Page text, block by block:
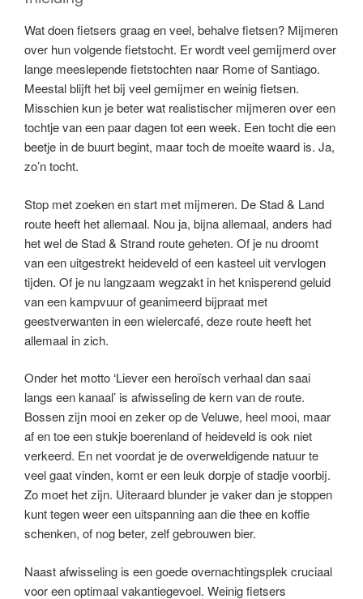
Wat doen fietsers graag en veel, behalve fietsen? Mijmeren
over hun volgende fietstocht. Er wordt veel gemijmerd over
lange meeslepende fietstochten naar Rome of Santiago.
Meestal blijft het bij veel gemijmer en weinig fietsen.
Misschien kun je beter wat realistischer mijmeren over een
tochtje van een paar dagen tot een week. Een tocht die een
beetje in de buurt begint, maar toch de moeite waard is. Ja,
zo’n tocht.
Stop met zoeken en start met mijmeren. De Stad & Land
route heeft het allemaal. Nou ja, bijna allemaal, anders had
het wel de Stad & Strand route geheten. Of je nu droomt
van een uitgestrekt heideveld of een kasteel uit vervlogen
tijden. Of je nu langzaam wegzakt in het knisperend geluid
van een kampvuur of geanimeerd bijpraat met
geestverwanten in een wielercafé, deze route heeft het
allemaal in zich.
Onder het motto ‘Liever een heroïsch verhaal dan saai
langs een kanaal’ is afwisseling de kern van de route.
Bossen zijn mooi en zeker op de Veluwe, heel mooi, maar
af en toe een stukje boerenland of heideveld is ook niet
verkeerd. En net voordat je de overweldigende natuur te
veel gaat vinden, komt er een leuk dorpje of stadje voorbij.
Zo moet het zijn. Uiteraard blunder je vaker dan je stoppen
kunt tegen weer een uitspanning aan die thee en koffie
schenken, of nog beter, zelf gebrouwen bier.
Naast afwisseling is een goede overnachtingsplek cruciaal
voor een optimaal vakantiegevoel. Weinig fietsers